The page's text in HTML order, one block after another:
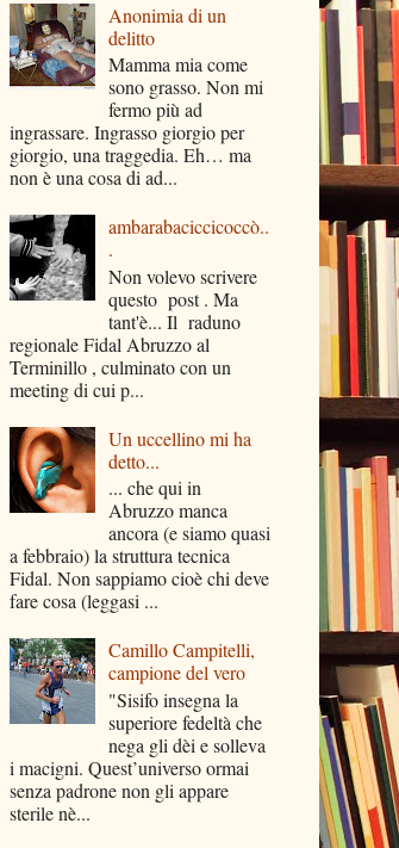
Anonimia di un
delitto
Mamma mia come
sono grasso. Non mi
fermo più ad
ingrassare. Ingrasso giorgio per
giorgio, una traggedia. Eh… ma
non è una cosa di ad...
ambarabaciccicoccò..
.
Non volevo scrivere
questo post . Ma
tant'è... Il raduno
regionale Fidal Abruzzo al
Terminillo , culminato con un
meeting di cui p...
Un uccellino mi ha
detto...
... che qui in
Abruzzo manca
ancora (e siamo quasi
a febbraio) la struttura tecnica
Fidal. Non sappiamo cioè chi deve
fare cosa (leggasi ...
Camillo Campitelli,
campione del vero
"Sisifo insegna la
superiore fedeltà che
nega gli dèi e solleva
i macigni. Quest’universo ormai
senza padrone non gli appare
sterile nè...